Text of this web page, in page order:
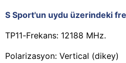
S Sport'un uydu üzerindeki
TP11-Frekans: 12188 MHz.
Polarizasyon: Vertical (dikey)